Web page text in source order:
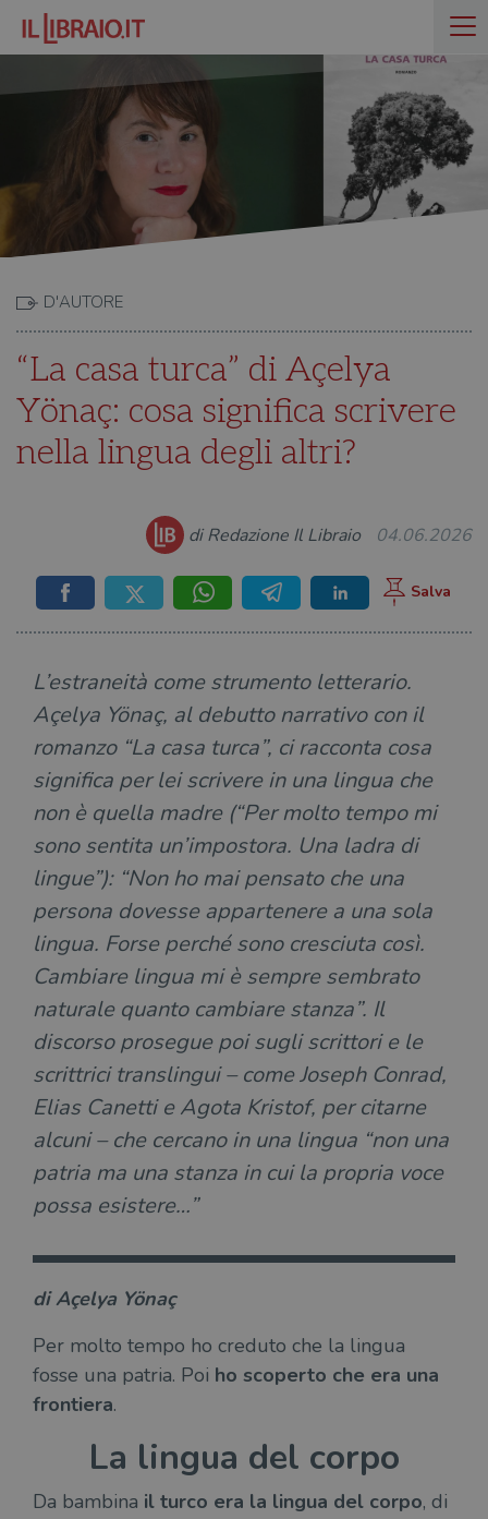
D'AUTORE
“La casa turca” di Açelya
Yönaç: cosa significa scrivere
nella lingua degli altri?
di Redazione Il Libraio 04.06.2026
L’estraneità come strumento letterario.
Açelya Yönaç, al debutto narrativo con il
romanzo “La casa turca”, ci racconta cosa
significa per lei scrivere in una lingua che
non è quella madre (“Per molto tempo mi
sono sentita un’impostora. Una ladra di
lingue”): “Non ho mai pensato che una
persona dovesse appartenere a una sola
lingua. Forse perché sono cresciuta così.
Cambiare lingua mi è sempre sembrato
naturale quanto cambiare stanza”. Il
discorso prosegue poi sugli scrittori e le
scrittrici translingui – come Joseph Conrad,
Elias Canetti e Agota Kristof, per citarne
alcuni – che cercano in una lingua “non una
patria ma una stanza in cui la propria voce
possa esistere…”
di Açelya Yönaç
Per molto tempo ho creduto che la lingua
fosse una patria. Poi ho scoperto che era una
frontiera.
La lingua del corpo
Da bambina il turco era la lingua del corpo, di